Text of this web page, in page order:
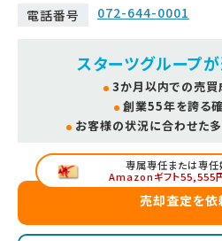
電話番号
072-644-0001
スターツグループ
3か月以内での売
創業55年を誇る
お客様の状況に合わせた
専属専任または専
Amazonギフト55,555
売却査定を依